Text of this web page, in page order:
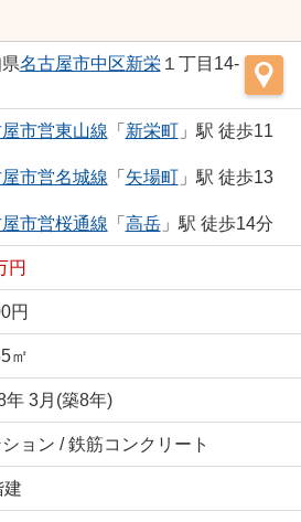
名古屋市中区新栄１丁目14-
市営東山線 「 新栄町」駅 徒歩11
市営名城線 「 矢場町」駅 徒歩13
市営桜通線 「 高岳」駅 徒歩14分
円
円
㎡
年 3月(築8年)
ョン / 鉄筋コンクリート
建